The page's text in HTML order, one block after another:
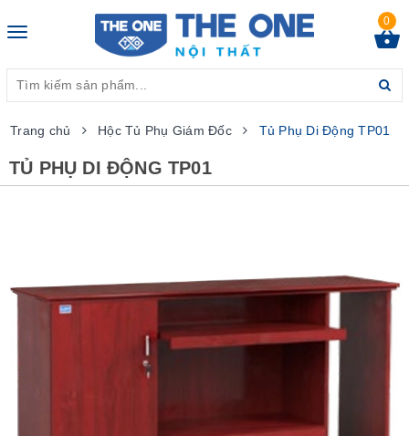
Toggle
0
Trang chủ Hộc Tủ Phụ Giám Đốc Tủ Phụ Di Động TP01
TỦ PHỤ DI ĐỘNG TP01